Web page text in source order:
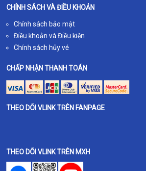
CHÍNH SÁCH VÀ ĐIỀU KHOẢN
Chính sách bảo mật
Điều khoản và Điều kiện
Chính sách hủy vé
CHẤP NHẬN THANH TOÁN
THEO DÕI VLINK TRÊN FANPAGE
THEO DÕI VLINK TRÊN MXH